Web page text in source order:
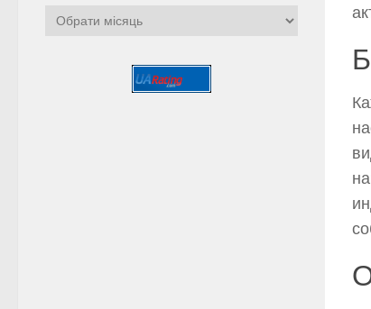
Архіви